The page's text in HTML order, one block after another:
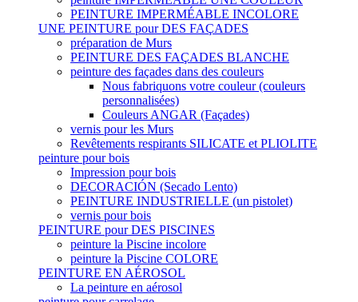
PEINTURE IMPERMÉABLE INCOLORE
UNE PEINTURE pour DES FAÇADES
préparation de Murs
PEINTURE DES FAÇADES BLANCHE
peinture des façades dans des couleurs
Nous fabriquons votre couleur (couleurs
personnalisées)
Couleurs ANGAR (Façades)
vernis pour les Murs
Revêtements respirants SILICATE et PLIOLITE
peinture pour bois
Impression pour bois
DECORACIÓN (Secado Lento)
PEINTURE INDUSTRIELLE (un pistolet)
vernis pour bois
PEINTURE pour DES PISCINES
peinture la Piscine incolore
peinture la Piscine COLORE
PEINTURE EN AÉROSOL
La peinture en aérosol